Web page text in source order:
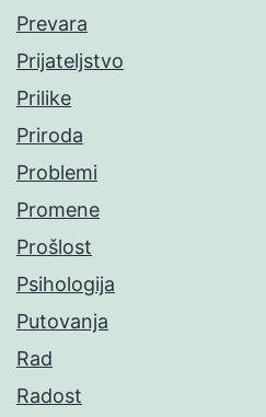
Prevara
Prijateljstvo
Prilike
Priroda
Problemi
Promene
Prošlost
Psihologija
Putovanja
Rad
Radost